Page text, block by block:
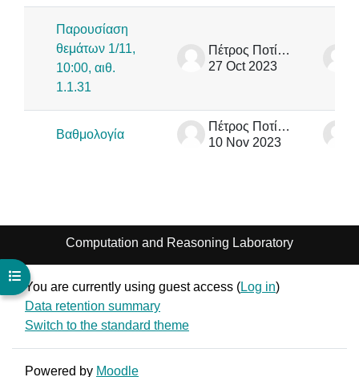
Open course index
Παρουσίαση
θεμάτων 1/11,
10:00, αιθ.
1.1.31
Πέτρος Ποτίκας
27 Oct 2023
Βαθμολογία
Πέτρος Ποτίκας
10 Nov 2023
Computation and Reasoning Laboratory
You are currently using guest access (Log in)
Data retention summary
Switch to the standard theme
Powered by Moodle